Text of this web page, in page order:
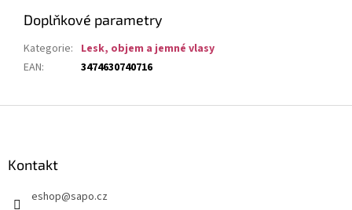
Doplňkové parametry
Kategorie: Lesk, objem a jemné vlasy
EAN: 3474630740716
Kontakt
eshop@sapo.cz